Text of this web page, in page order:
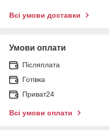
Всі умови доставки
Умови оплати
Післяплата
Готівка
Приват24
Всі умови оплати